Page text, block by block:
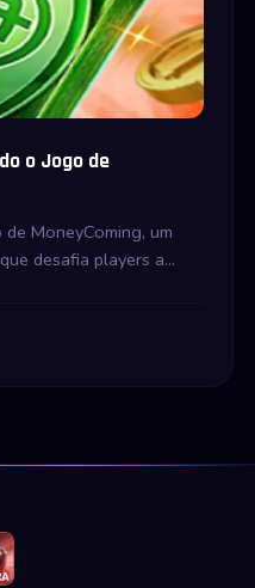
o Jogo de
MoneyComing, um
desafia players a